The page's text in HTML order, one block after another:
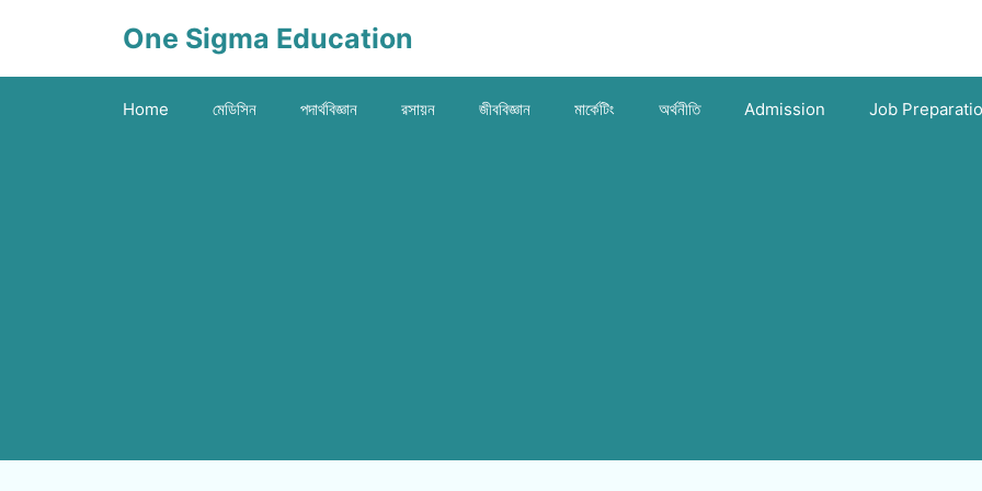
One Sigma Education
Home মেডিসিন পদার্থবিজ্ঞান রসায়ন জীববিজ্ঞান মার্কেটিং অর্থনীতি Admission Job